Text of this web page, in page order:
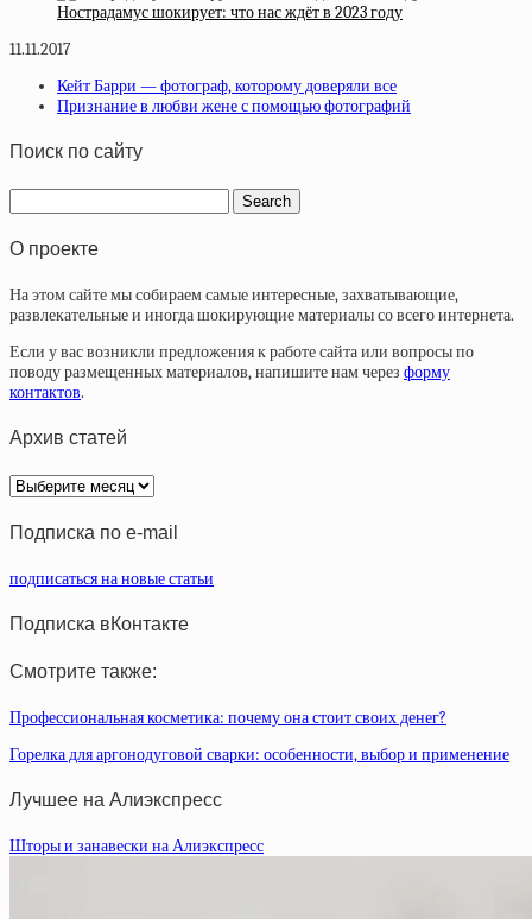
Нострадамус шокирует: что нас ждёт в 2023 году
11.11.2017
Кейт Барри — фотограф, которому доверяли все
Признание в любви жене с помощью фотографий
Поиск по сайту
О проекте
На этом сайте мы собираем самые интересные, захватывающие,
развлекательные и иногда шокирующие материалы со всего интернета.
Если у вас возникли предложения к работе сайта или вопросы по
поводу размещенных материалов, напишите нам через форму
контактов.
Архив статей
Архив
статей
Подписка по e-mail
подписаться на новые статьи
Подписка вКонтакте
Смотрите также:
Профессиональная косметика: почему она стоит своих денег?
Горелка для аргонодуговой сварки: особенности, выбор и применение
Лучшее на Алиэкспресс
Шторы и занавески на Алиэкспресс